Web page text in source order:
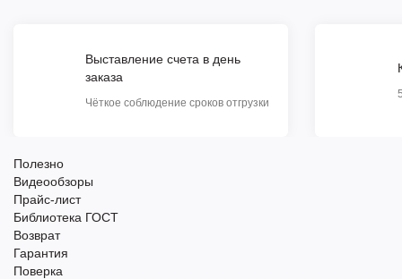
Выставление счета в день
заказа
Чёткое соблюдение сроков отгрузки
Полезно
Видеообзоры
Прайс-лист
Библиотека ГОСТ
Возврат
Гарантия
Поверка